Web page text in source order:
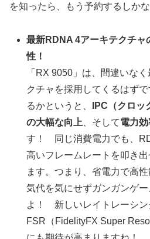
を知ったら、もう予約するしか
最新RDNA 4アーキテクチャ
性！
「RX 9050」は、間違いな
クチャを採用してくるはず
るかというと、
IPC（クロッ
の大幅な向上 、そして電力
す！ 同じ消費電力でも、
高いフレームレートを叩き
ます。つまり、省電力で高
気代を気にせずガンガンゲ
よ！ 新しいレイトレーシン
FSR（FidelityFX Super